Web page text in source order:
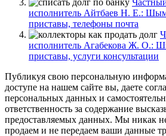
исполнитель Айтбаев Н. Е.:
приставы, телефоны почта
исполнитель Агабекова Ж. О.:
приставы, услуги консультации
Публикуя свою персональную
доступе на нашем сайте вы, даете
персональных данных и
ответственность за содержание
предоставляемых данных. Мы никак
продаем и не передаем ваши данные